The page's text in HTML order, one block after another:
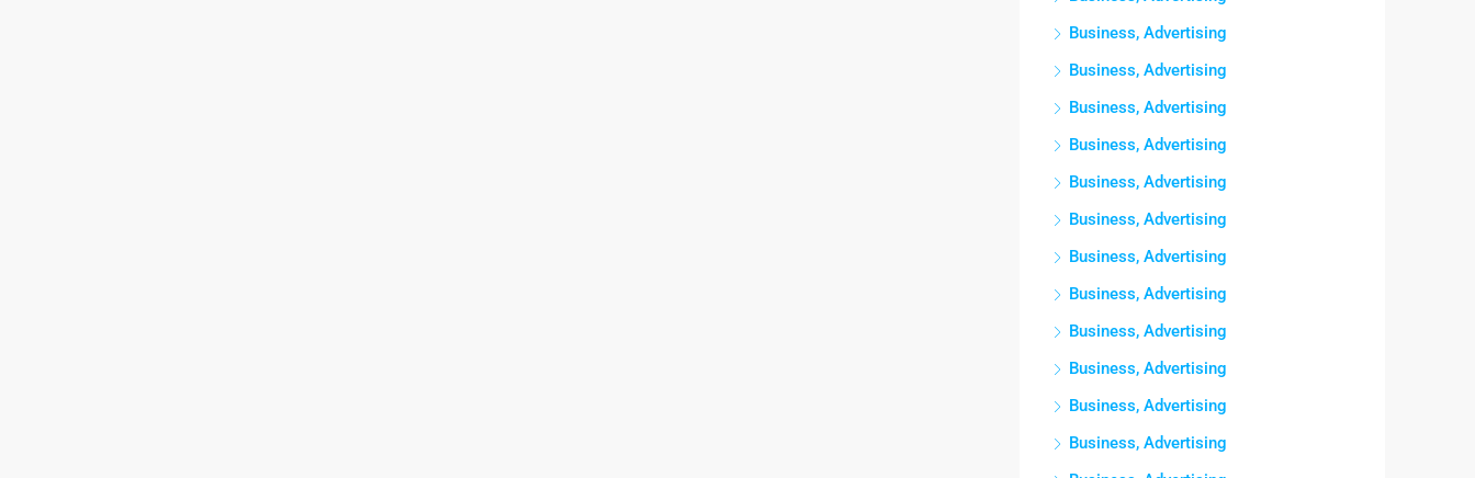
Business, Advertising
Business, Advertising
Business, Advertising
Business, Advertising
Business, Advertising
Business, Advertising
Business, Advertising
Business, Advertising
Business, Advertising
Business, Advertising
Business, Advertising
Business, Advertising